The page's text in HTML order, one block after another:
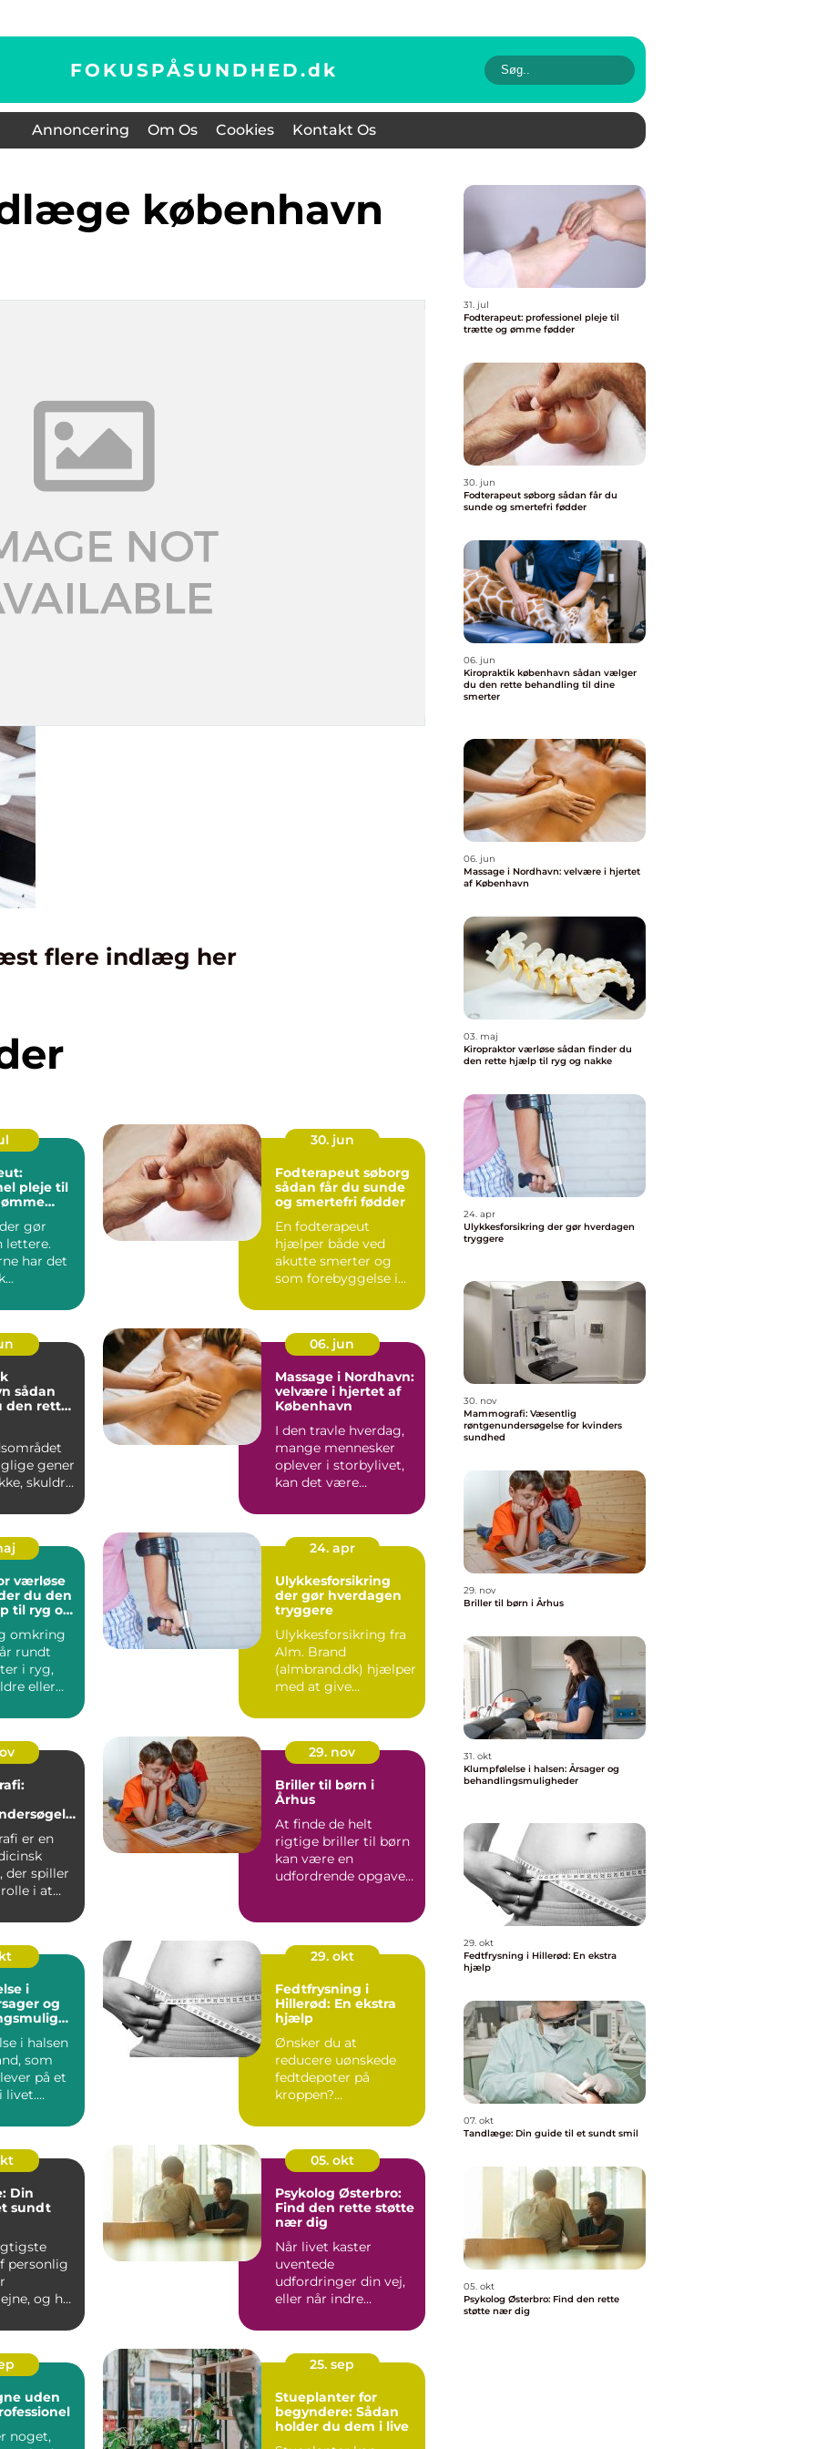
FOKUSPÅSUNDHED.dk
Annoncering Om Os Cookies Kontakt Os
københavn
flere indlæg her
pleje til
gør
lettere.
har det
30. jun
Fodterapeut søborg
sådan får du sunde
og smertefri fødder
En fodterapeut
hjælper både ved
akutte smerter og
som forebyggelse i
opdager først ...
den rette
gener
skuldre
06. jun
Massage i Nordhavn:
velvære i hjertet af
København
I den travle hverdag,
mange mennesker
oplever i storbylivet,
kan det være
værløse
du den
til ryg og
omkring
rundt
i ryg,
eller
24. apr
Ulykkesforsikring
der gør hverdagen
tryggere
Ulykkesforsikring fra
Alm. Brand
(almbrand.dk) hjælper
med at give
pludseligt ...
er en
der spiller
i at
29. nov
Briller til børn i
Århus
At finde de helt
rigtige briller til børn
kan være en
udfordrende opgave
i
og
i halsen
som
på et
livet.
29. okt
Fedtfrysning i
Hillerød: En ekstra
hjælp
Ønsker du at
reducere uønskede
fedtdepoter på
kroppen?
Hiller&oslas...
Din
sundt
personlig
og her
05. okt
Psykolog Østerbro:
Find den rette støtte
nær dig
Når livet kaster
uventede
udfordringer din vej,
eller når indre
k...
uden
noget,
25. sep
Stueplanter for
begyndere: Sådan
holder du dem i live
31. jul
Fodterapeut: professionel pleje til
trætte og ømme fødder
30. jun
Fodterapeut søborg sådan får du
sunde og smertefri fødder
06. jun
Kiropraktik københavn sådan vælger
du den rette behandling til dine
smerter
06. jun
Massage i Nordhavn: velvære i hjertet
af København
03. maj
Kiropraktor værløse sådan finder du
den rette hjælp til ryg og nakke
24. apr
Ulykkesforsikring der gør hverdagen
tryggere
30. nov
Mammografi: Væsentlig
røntgenundersøgelse for kvinders
sundhed
29. nov
Briller til børn i Århus
31. okt
Klumpfølelse i halsen: Årsager og
behandlingsmuligheder
29. okt
Fedtfrysning i Hillerød: En ekstra
hjælp
07. okt
Tandlæge: Din guide til et sundt smil
05. okt
Psykolog Østerbro: Find den rette
støtte nær dig